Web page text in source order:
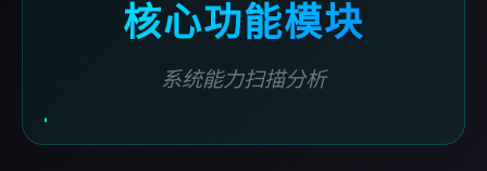
核心功能模块
系统能力扫描分析